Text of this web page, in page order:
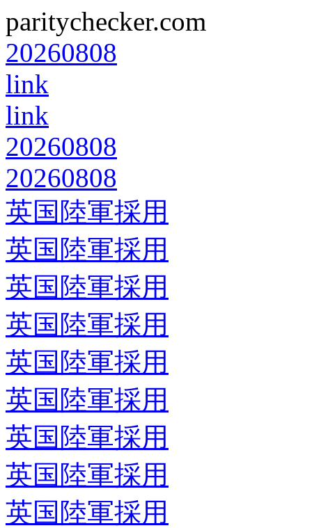
paritychecker.com
20260808
link
link
20260808
20260808
英国陸軍採用
英国陸軍採用
英国陸軍採用
英国陸軍採用
英国陸軍採用
英国陸軍採用
英国陸軍採用
英国陸軍採用
英国陸軍採用